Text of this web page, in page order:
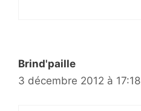
Brind'paille
3 décembre 2012 à 17:18